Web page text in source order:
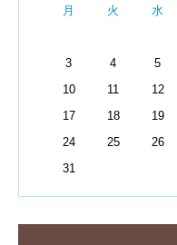
月 火 水
3
4 5
10
11 12
17
18 19
24
25 26
31